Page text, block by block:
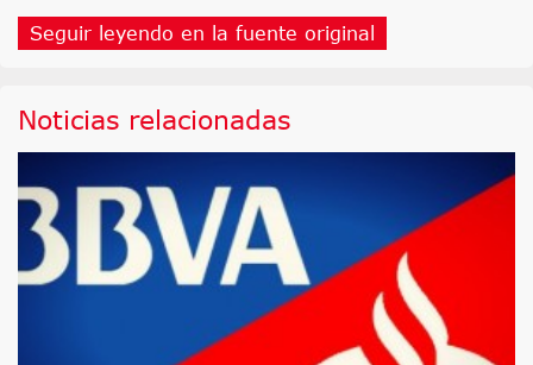
Seguir leyendo en la fuente original
Noticias relacionadas